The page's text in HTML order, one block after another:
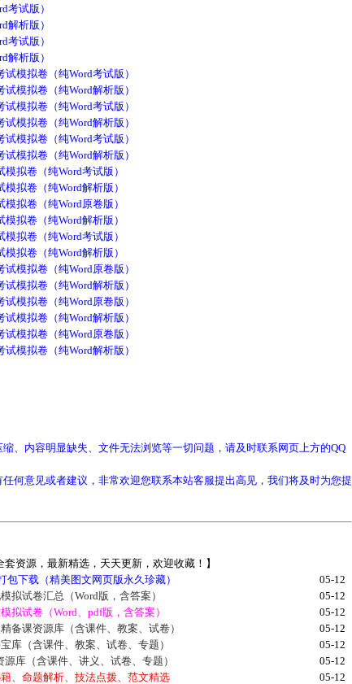
考试版）
解析版）
考试版）
解析版）
模拟卷（纯Word考试版）
模拟卷（纯Word解析版）
模拟卷（纯Word考试版）
模拟卷（纯Word解析版）
模拟卷（纯Word考试版）
模拟卷（纯Word解析版）
拟卷（纯Word考试版）
拟卷（纯Word解析版）
拟卷（纯Word原卷版）
拟卷（纯Word解析版）
拟卷（纯Word考试版）
拟卷（纯Word解析版）
模拟卷（纯Word原卷版）
模拟卷（纯Word解析版）
模拟卷（纯Word原卷版）
模拟卷（纯Word解析版）
模拟卷（纯Word原卷版）
模拟卷（纯Word解析版）
、内容明显缺失、文件无法浏览等一切问题，请及时联系网页上方的QQ
何意见或者建议，非常欢迎您联系本站客服提出高见，我们将及时为您提
套资源，最新精选，天天更新，欢迎收藏！】
包下载（精美图文网页版永久珍藏）
05-12
拟试卷汇总（Word版，含答案）
05-12
拟试卷（Word、pdf版，含答案）
05-12
备课资源库（含课件、教案、试卷）
05-12
库（含课件、教案、试卷、专题）
05-12
库（含课件、讲义、试卷、专题）
05-12
、命题解析、技法点拨、范文精选
05-12